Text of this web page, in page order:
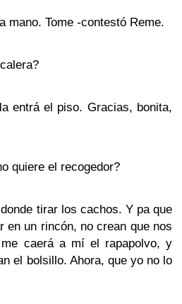
mano. Tome -contestó Reme.
entrá el piso. Gracias, bonita,
quiere el recogedor?
tirar los cachos. Y pa que
en un rincón, no crean que nos
caerá a mí el rapapolvo, y
el bolsillo. Ahora, que yo no lo